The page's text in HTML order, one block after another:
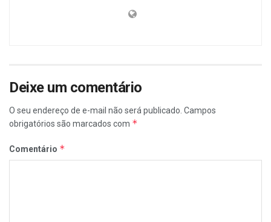
Deixe um comentário
O seu endereço de e-mail não será publicado. Campos
obrigatórios são marcados com *
Comentário *